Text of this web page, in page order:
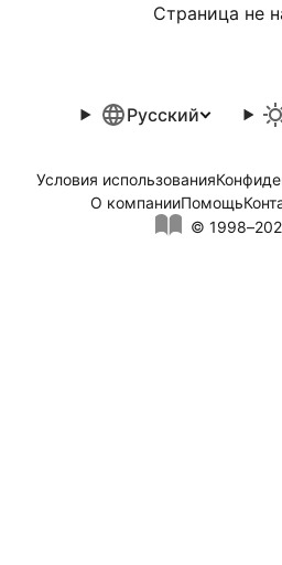
Страница не
Русский
©
Условия использования
О компанииПомощь